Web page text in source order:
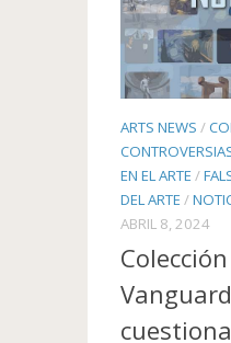
ARTS NEWS /
EN EL ARTE /
DEL ARTE /
ABRIL 8, 2024